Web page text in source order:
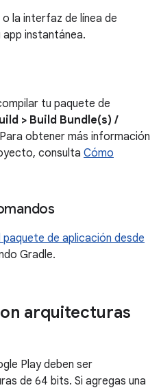
la interfaz de línea de
instantánea.
tu paquete de
> Build Bundle(s) /
obtener más información
consulta Cómo
paquete de aplicación desde
Gradle.
arquitecturas
Play deben ser
de 64 bits. Si agregas una